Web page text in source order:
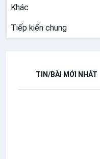
Khác
Tiếp kiến chung
TIN/BÀI MỚI NHẤT